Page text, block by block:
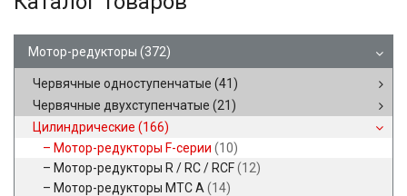
Мотор-редукторы (372)
Червячные одноступенчатые (41)
Червячные двухступенчатые (21)
Цилиндрические (166)
Мотор-редукторы F-серии (10)
Мотор-редукторы R / RC / RCF(12)
Мотор-редукторы MTC A (14)